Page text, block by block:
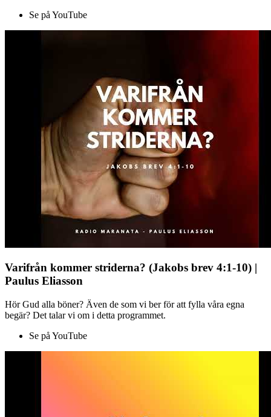
Se på YouTube
Varifrån kommer striderna? (Jakobs brev 4:1-10) |
Paulus Eliasson
Hör Gud alla böner? Även de som vi ber för att fylla våra egna
begär? Det talar vi om i detta programmet.
Se på YouTube